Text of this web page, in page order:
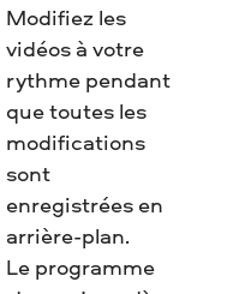
Modifiez les
vidéos à votre
rythme pendant
que toutes les
modifications
sont
enregistrées en
arrière-plan.
Le programme